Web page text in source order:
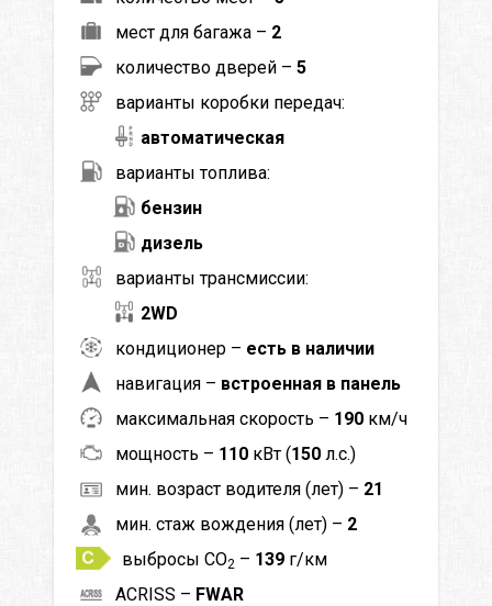
мест для багажа – 2
количество дверей – 5
варианты коробки передач:
автоматическая
варианты топлива:
бензин
дизель
варианты трансмиссии:
2WD
кондиционер – есть в наличии
навигация – встроенная в панель
максимальная скорость – 190 км/ч
мощность – 110 кВт (150 л.с.)
мин. возраст водителя (лет) – 21
мин. стаж вождения (лет) – 2
выбросы CO2 – 139 г/км
ACRISS – FWAR